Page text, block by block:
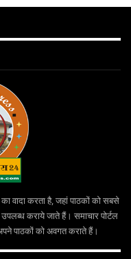
वादा करता है, जहां पाठकों को सबसे
कराये जाते हैं। समाचार पोर्टल
पाठकों को अवगत कराते हैं।